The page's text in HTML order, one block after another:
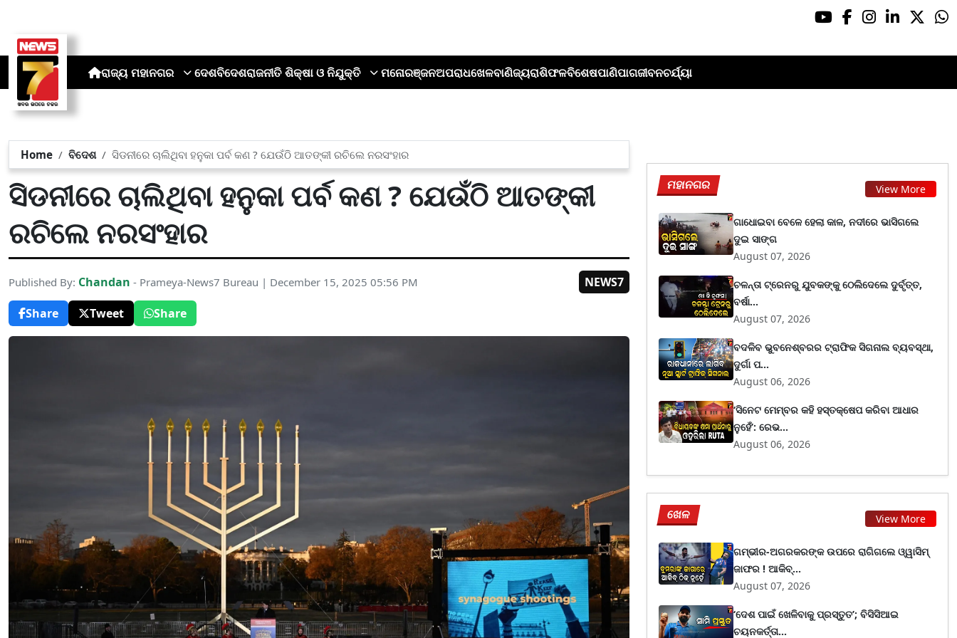
ରାଜ୍ୟ ମହାନଗର ଦେଶବିଦେଶରାଜନୀତି ଶିକ୍ଷା ଓ ନିଯୁକ୍ତି ମନୋରଞ୍ଜନଅପରାଧଖେଳବାଣିଜ୍ୟରାଶିଫଳବିଶେଷପାଣିପାଗଜୀବନଚର୍ଯ୍ୟା
Home ବିଦେଶ ସିଡନୀରେ ଚାଲିଥିବା ହନୁକା ପର୍ବ କଣ ? ଯେଉଁଠି ଆତଙ୍କୀ ରଚିଲେ ନରସଂହାର
ସିଡନୀରେ ଚାଲିଥିବା ହନୁକା ପର୍ବ କଣ ? ଯେଉଁଠି ଆତଙ୍କୀ
ରଚିଲେ ନରସଂହାର
Published By: Chandan - Prameya-News7 Bureau | December 15, 2025 05:56 PM
NEWS7
Share
Tweet Share
ମହାନଗର View More
ଗାଧୋଇବା ବେଳେ ହେଲା କାଳ, ନଦୀରେ ଭାସିଗଲେ
ଦୁଇ ସାଙ୍ଗ
August 07, 2026
ଚଳନ୍ତା ଟ୍ରେନରୁ ଯୁବକଙ୍କୁ ଠେଲିଦେଲେ ଦୁର୍ବୃତ୍ତ,
ବର୍ଷା...
August 07, 2026
ବଦଳିବ ଭୁବନେଶ୍ବରର ଟ୍ରାଫିକ ସିଗନାଲ ବ୍ୟବସ୍ଥା,
ଦୁର୍ଗା ପ...
August 06, 2026
‘ସିନେଟ ମେମ୍ବର କହି ହସ୍ତକ୍ଷେପ କରିବା ଆଧାର
ନୁହେଁ’: ରେଭ...
August 06, 2026
ଖେଳ View More
ଗମ୍ଭୀର-ଅଗରକରଙ୍କ ଉପରେ ରାଗିଗଲେ ଓ୍ୱାସିମ୍
ଜାଫର ! ଆକିବ୍...
August 07, 2026
‘ଦେଶ ପାଇଁ ଖେଳିବାକୁ ପ୍ରସ୍ତୁତ’; ବିସିସିଆଇ
ଚୟନକର୍ତ୍ତା...